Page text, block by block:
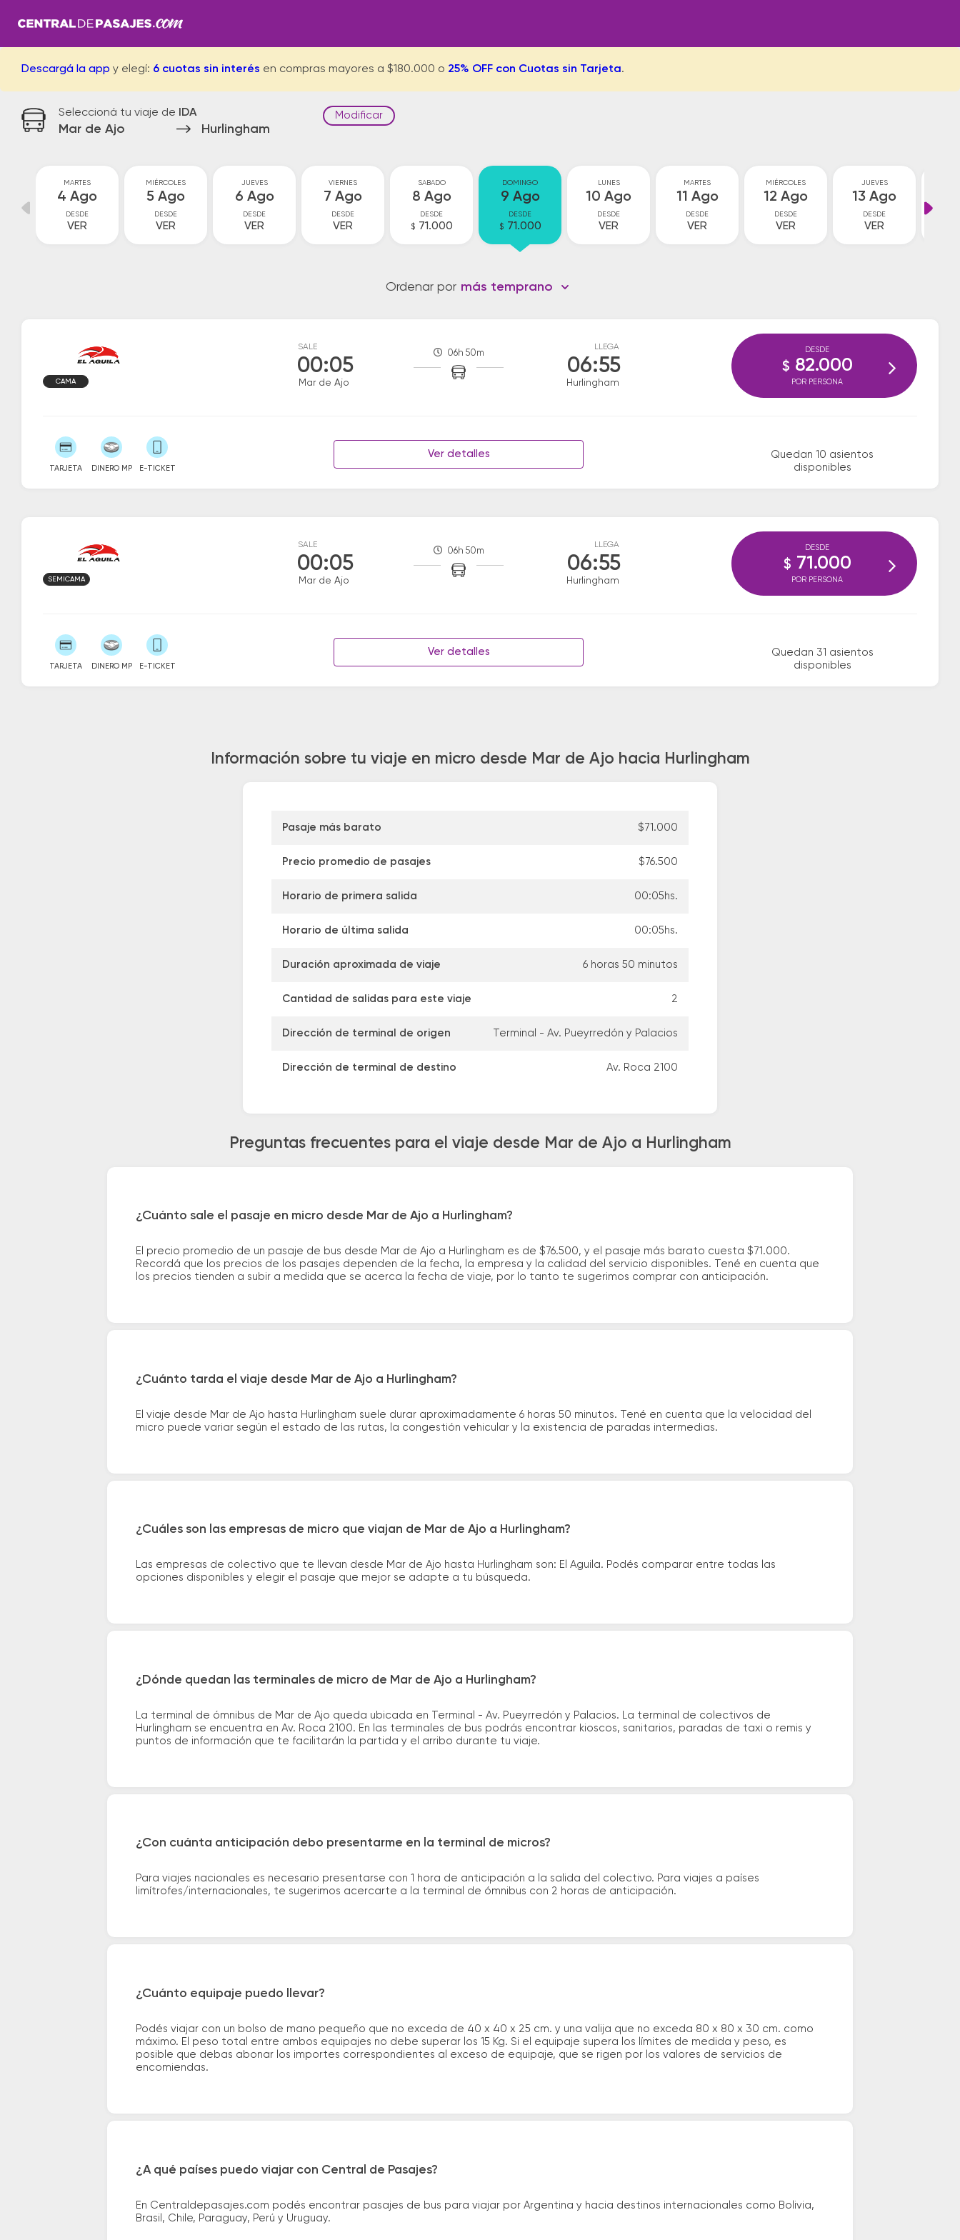
Descargá la app y elegí: 6 cuotas sin interés en compras mayores a $180.000 o 25% OFF con Cuotas sin Tarjeta.
Seleccioná tu viaje de IDA
Mar de Ajo Hurlingham
Modificar
MARTES
4 Ago
DESDE
VER
MIÉRCOLES
5 Ago
DESDE
VER
JUEVES
6 Ago
DESDE
VER
VIERNES
7 Ago
DESDE
VER
SABADO
8 Ago
DESDE
$ 71.000
DOMINGO
9 Ago
DESDE
$ 71.000
LUNES
10 Ago
DESDE
VER
MARTES
11 Ago
DESDE
VER
MIÉRCOLES
12 Ago
DESDE
VER
JUEVES
13 Ago
DESDE
VER
Ordenar por más temprano
SALE
00:05
Mar de Ajo
06h 50m
LLEGA
06:55
Hurlingham
CAMA
TARJETA DINERO MP E-TICKET
Ver detalles
Quedan 10 asientos
disponibles
DESDE
$ 82.000
POR PERSONA
SALE
00:05
Mar de Ajo
06h 50m
LLEGA
06:55
Hurlingham
SEMICAMA
TARJETA DINERO MP E-TICKET
Ver detalles
Quedan 31 asientos
disponibles
DESDE
$ 71.000
POR PERSONA
Información sobre tu viaje en micro desde Mar de Ajo hacia Hurlingham
Pasaje más barato $71.000
Precio promedio de pasajes $76.500
Horario de primera salida 00:05hs.
Horario de última salida 00:05hs.
Duración aproximada de viaje 6 horas 50 minutos
Cantidad de salidas para este viaje 2
Dirección de terminal de origen Terminal - Av. Pueyrredón y Palacios
Dirección de terminal de destino Av. Roca 2100
Preguntas frecuentes para el viaje desde Mar de Ajo a Hurlingham
¿Cuánto sale el pasaje en micro desde Mar de Ajo a Hurlingham?
El precio promedio de un pasaje de bus desde Mar de Ajo a Hurlingham es de $76.500, y el pasaje más barato cuesta $71.000.
Recordá que los precios de los pasajes dependen de la fecha, la empresa y la calidad del servicio disponibles. Tené en cuenta que
los precios tienden a subir a medida que se acerca la fecha de viaje, por lo tanto te sugerimos comprar con anticipación.
¿Cuánto tarda el viaje desde Mar de Ajo a Hurlingham?
El viaje desde Mar de Ajo hasta Hurlingham suele durar aproximadamente 6 horas 50 minutos. Tené en cuenta que la velocidad del
micro puede variar según el estado de las rutas, la congestión vehicular y la existencia de paradas intermedias.
¿Cuáles son las empresas de micro que viajan de Mar de Ajo a Hurlingham?
Las empresas de colectivo que te llevan desde Mar de Ajo hasta Hurlingham son: El Aguila. Podés comparar entre todas las
opciones disponibles y elegir el pasaje que mejor se adapte a tu búsqueda.
¿Dónde quedan las terminales de micro de Mar de Ajo a Hurlingham?
La terminal de ómnibus de Mar de Ajo queda ubicada en Terminal - Av. Pueyrredón y Palacios. La terminal de colectivos de
Hurlingham se encuentra en Av. Roca 2100. En las terminales de bus podrás encontrar kioscos, sanitarios, paradas de taxi o remis y
puntos de información que te facilitarán la partida y el arribo durante tu viaje.
¿Con cuánta anticipación debo presentarme en la terminal de micros?
Para viajes nacionales es necesario presentarse con 1 hora de anticipación a la salida del colectivo. Para viajes a países
limítrofes/internacionales, te sugerimos acercarte a la terminal de ómnibus con 2 horas de anticipación.
¿Cuánto equipaje puedo llevar?
Podés viajar con un bolso de mano pequeño que no exceda de 40 x 40 x 25 cm. y una valija que no exceda 80 x 80 x 30 cm. como
máximo. El peso total entre ambos equipajes no debe superar los 15 Kg. Si el equipaje supera los límites de medida y peso, es
posible que debas abonar los importes correspondientes al exceso de equipaje, que se rigen por los valores de servicios de
encomiendas.
¿A qué países puedo viajar con Central de Pasajes?
En Centraldepasajes.com podés encontrar pasajes de bus para viajar por Argentina y hacia destinos internacionales como Bolivia,
Brasil, Chile, Paraguay, Perú y Uruguay.